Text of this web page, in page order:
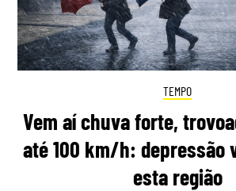
TEMPO
Vem aí chuva forte,
até 100 km/h: depressão
esta região